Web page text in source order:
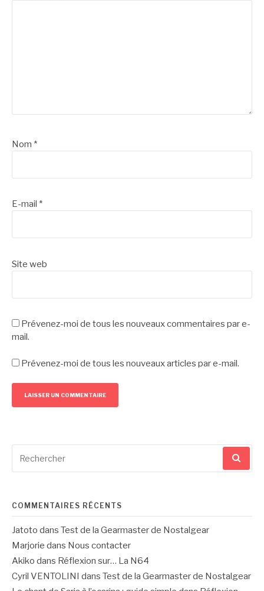
Nom *
E-mail *
Site web
Prévenez-moi de tous les nouveaux commentaires par e-
mail.
Prévenez-moi de tous les nouveaux articles par e-mail.
pour
COMMENTAIRES RÉCENTS
Jatoto dans Test de la Gearmaster de Nostalgear
Marjorie dans Nous contacter
Akiko dans Réflexion sur… La N64
Cyril VENTOLINI dans Test de la Gearmaster de Nostalgear